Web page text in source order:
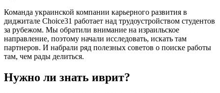
Команда украинской компании карьерного развития в
диджитале Choice31 работает над трудоустройством студентов
за рубежом. Мы обратили внимание на израильское
направление, поэтому начали исследовать, искать там
партнеров. И набрали ряд полезных советов о поиске работы
там, чем рады делиться.
Нужно ли знать иврит?